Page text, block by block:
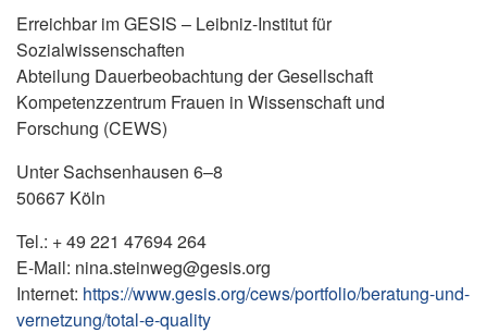
Erreichbar im GESIS – Leibniz-Institut für
Sozialwissenschaften
Abteilung Dauerbeobachtung der Gesellschaft
Kompetenzzentrum Frauen in Wissenschaft und
Forschung (CEWS)
Unter Sachsenhausen 6–8
50667 Köln
Tel.: + 49 221 47694 264
E-Mail: nina.steinweg@gesis.org
Internet: https://www.gesis.org/cews/portfolio/beratung-und-
vernetzung/total-e-quality